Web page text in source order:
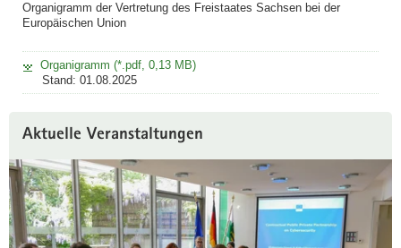
Organigramm der Vertretung des Freistaates Sachsen bei der
Europäischen Union
Organigramm (*.pdf, 0,13 MB)
Stand: 01.08.2025
Aktuelle Veranstaltungen